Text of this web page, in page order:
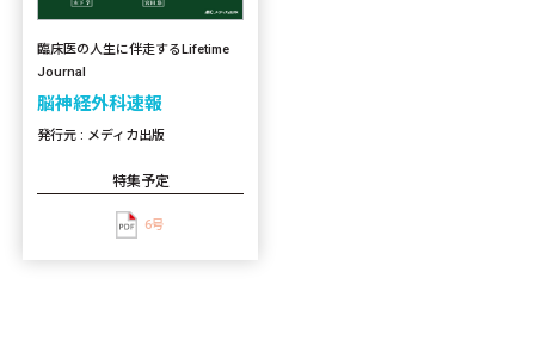
臨床医の人生に伴走するLifetime
Journal
脳神経外科速報
発行元 : メディカ出版
特集予定
6号